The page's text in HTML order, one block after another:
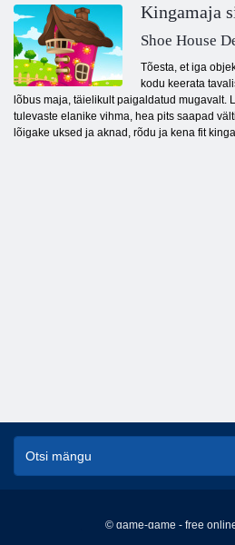
Kingamaja
Shoe House
Tõesta, et iga
kodu keerata
lõbus maja, täielikult paigaldatud mugavalt.
tulevaste elanike vihma, hea pits saapad
lõigake uksed ja aknad, rõdu ja kena fit
© game-game - free